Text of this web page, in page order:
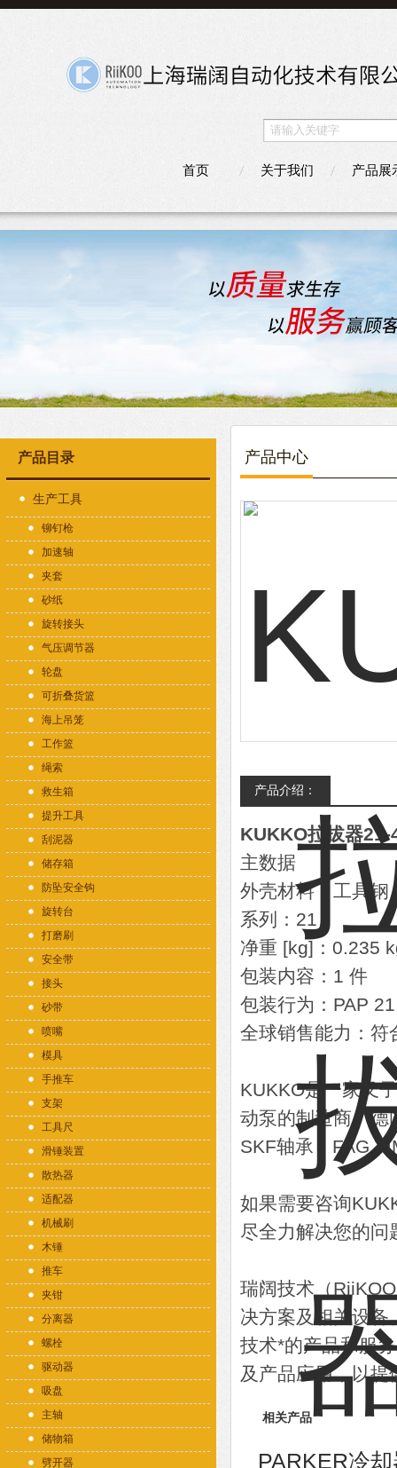
首页 关于我们 产品展
产品目录
生产工具
铆钉枪
加速轴
夹套
砂纸
旋转接头
气压调节器
轮盘
可折叠货篮
海上吊笼
工作篮
绳索
救生箱
提升工具
刮泥器
储存箱
防坠安全钩
旋转台
打磨刷
安全带
接头
砂带
喷嘴
模具
手推车
支架
工具尺
滑锤装置
散热器
适配器
机械刷
木锤
推车
夹钳
分离器
螺栓
驱动器
吸盘
主轴
储物箱
劈开器
产品中心
产品介绍：
KUKKO拉拔器21-
主数据
外壳材料：工具钢
系列：21
净重 [kg]：0.235
包装内容：1 件
包装行为：PAP 21
全球销售能力：
KUKKO是一家叉
动泵的制造商。德
SKF轴承，
如果需要咨询
尽全力解决您的问
瑞阔技术（
决方案及相关设备
技术*的产品和服
及产品应用，以提
相关产品
PARKER冷